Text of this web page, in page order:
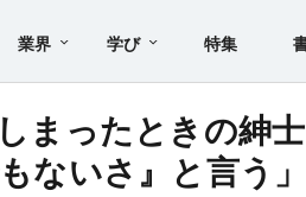
業界 学び 特集
まったときの紳
ないさ』と言う